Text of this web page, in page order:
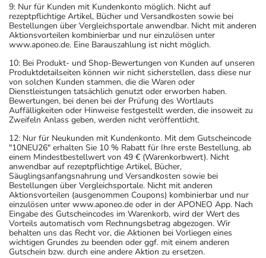
9: Nur für Kunden mit Kundenkonto möglich. Nicht auf
rezeptpflichtige Artikel, Bücher und Versandkosten sowie bei
Bestellungen über Vergleichsportale anwendbar. Nicht mit anderen
Aktionsvorteilen kombinierbar und nur einzulösen unter
www.aponeo.de. Eine Barauszahlung ist nicht möglich.
10: Bei Produkt- und Shop-Bewertungen von Kunden auf unseren
Produktdetailseiten können wir nicht sicherstellen, dass diese nur
von solchen Kunden stammen, die die Waren oder
Dienstleistungen tatsächlich genutzt oder erworben haben.
Bewertungen, bei denen bei der Prüfung des Wortlauts
Auffälligkeiten oder Hinweise festgestellt werden, die insoweit zu
Zweifeln Anlass geben, werden nicht veröffentlicht.
12: Nur für Neukunden mit Kundenkonto. Mit dem Gutscheincode
"10NEU26" erhalten Sie 10 % Rabatt für Ihre erste Bestellung, ab
einem Mindestbestellwert von 49 € (Warenkorbwert). Nicht
anwendbar auf rezeptpflichtige Artikel, Bücher,
Säuglingsanfangsnahrung und Versandkosten sowie bei
Bestellungen über Vergleichsportale. Nicht mit anderen
Aktionsvorteilen (ausgenommen Coupons) kombinierbar und nur
einzulösen unter www.aponeo.de oder in der APONEO App. Nach
Eingabe des Gutscheincodes im Warenkorb, wird der Wert des
Vorteils automatisch vom Rechnungsbetrag abgezogen. Wir
behalten uns das Recht vor, die Aktionen bei Vorliegen eines
wichtigen Grundes zu beenden oder ggf. mit einem anderen
Gutschein bzw. durch eine andere Aktion zu ersetzen.